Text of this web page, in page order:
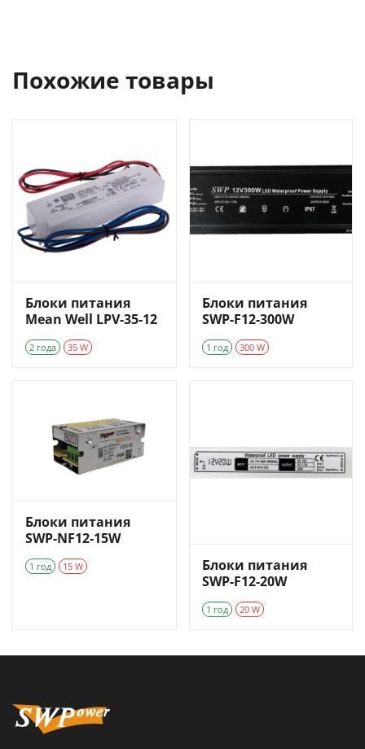
Похожие товары
Блоки питания
Mean Well LPV-35-12
2 года 35 W
Блоки питания
SWP-F12-300W
1 год 300 W
Блоки питания
SWP-NF12-15W
1 год 15 W
Блоки питания
SWP-F12-20W
1 год 20 W